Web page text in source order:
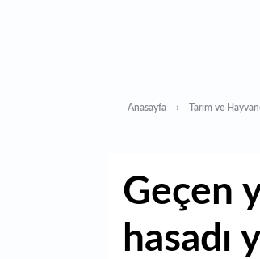
Anasayfa Tarım ve
Geçen